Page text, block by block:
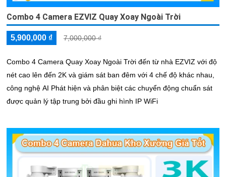
Combo 4 Camera EZVIZ Quay Xoay Ngoài Trời
5,900,000 ₫ 7,000,000 ₫
Combo 4 Camera Quay Xoay Ngoài Trời đến từ nhà EZVIZ với độ
nét cao lên đến 2K và giám sát ban đêm với 4 chế độ khác nhau,
công nghệ AI Phát hiện và phân biệt các chuyển động chuẩn sát
được quản lý tập trung bởi đầu ghi hình IP WiFi